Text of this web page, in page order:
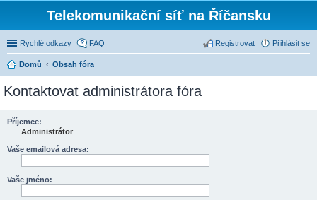
Telekomunikační síť na Říčansku
Rychlé odkazy FAQ Přihlásit se
Registrovat
Domů Obsah fóra
Kontaktovat administrátora fóra
Příjemce:
Administrátor
Vaše emailová adresa:
Vaše jméno: